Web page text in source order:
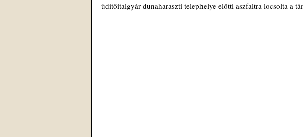
üdítőitalgyár dunaharaszti telephelye előtti aszfaltra locsolta a